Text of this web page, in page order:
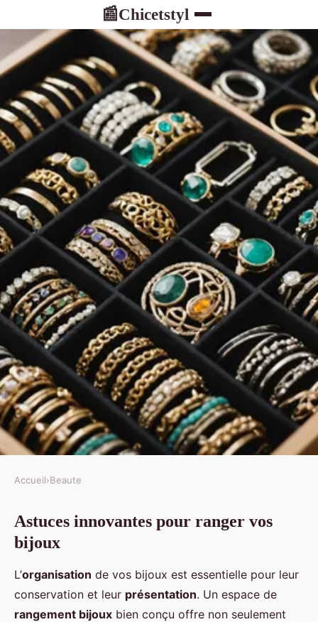
📰Chicetstyl
Astuces ingénieuses pour ranger
vos bijoux de manière optimale
Ilyes•2 janvier 2025 •7 min de lecture
Accueil›Beaute
Astuces innovantes pour ranger vos
bijoux
L’organisation de vos bijoux est essentielle pour leur
conservation et leur présentation. Un espace de
rangement bijoux bien conçu offre non seulement